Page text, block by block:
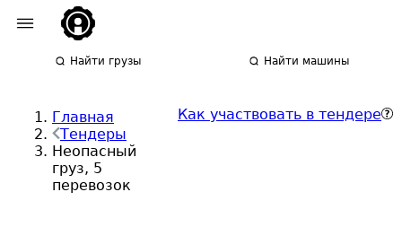
Найти грузы Найти машины
Главная
Тендеры
Неопасный
груз, 5
перевозок
Как участвовать в тендере